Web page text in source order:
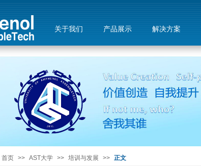
关于我们 产品展示 解决方案
首页 >> AST大学 >> 培训与发展 >> 正文